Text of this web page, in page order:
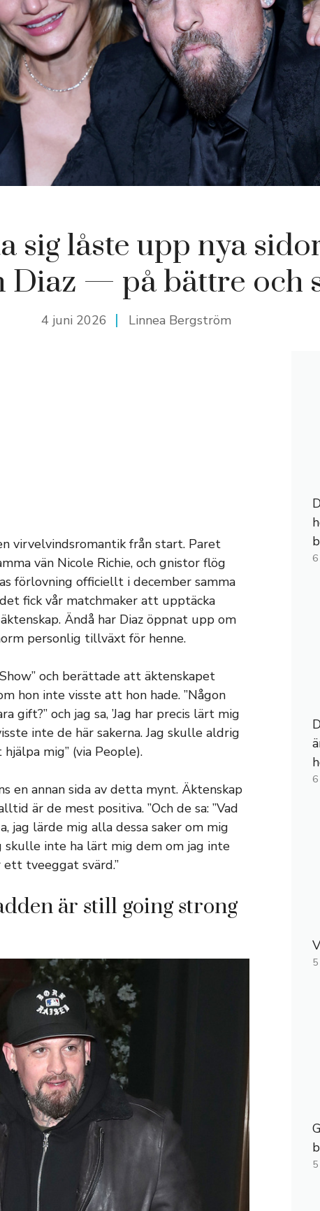
sig låste upp nya
Diaz — på bättre och
4 juni 2026 Linnea Bergström
virvelvindsromantik från start. Paret
vän Nicole Richie, och gnistor flög
förlovning officiellt i december samma
fick vår matchmaker att upptäcka
Ändå har Diaz öppnat upp om
personlig tillväxt för henne.
och berättade att äktenskapet
hon inte visste att hon hade. ”Någon
gift?” och jag sa, ’Jag har precis lärt mig
inte de här sakerna. Jag skulle aldrig
mig” (via People).
en annan sida av detta mynt. Äktenskap
är de mest positiva. ”Och de sa: ”Vad
jag lärde mig alla dessa saker om mig
skulle inte ha lärt mig dem om jag inte
ett tveeggat svärd.”
är still going strong